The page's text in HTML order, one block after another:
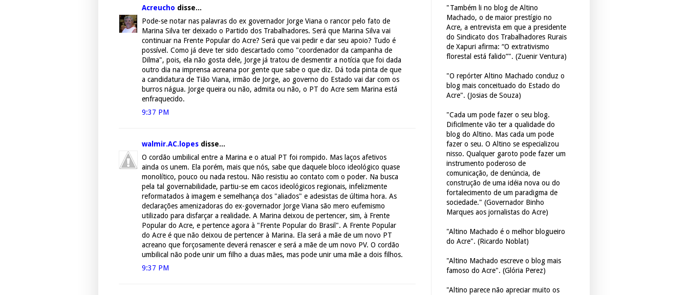
Acreucho disse...
Pode-se notar nas palavras do ex governador Jorge Viana o rancor pelo fato de
Marina Silva ter deixado o Partido dos Trabalhadores. Será que Marina Silva vai
continuar na Frente Popular do Acre? Será que vai pedir e dar seu apoio? Tudo é
possível. Como já deve ter sido descartado como "coordenador da campanha de
Dilma", pois, ela não gosta dele, Jorge já tratou de desmentir a notícia que foi dada
outro dia na imprensa acreana por gente que sabe o que diz. Dá toda pinta de que
a candidatura de Tião Viana, irmão de Jorge, ao governo do Estado vai dar com os
burros nágua. Jorge queira ou não, admita ou não, o PT do Acre sem Marina está
enfraquecido.
9:37 PM
walmir.AC.lopes disse...
O cordão umbilical entre a Marina e o atual PT foi rompido. Mas laços afetivos
ainda os unem. Ela porém, mais que nós, sabe que daquele bloco ideológico quase
monolítico, pouco ou nada restou. Não resistiu ao contato com o poder. Na busca
pela tal governabilidade, partiu-se em cacos ideológicos regionais, infelizmente
reformatados à imagem e semelhança dos "aliados" e adesistas de última hora. As
declarações amenizadoras do ex-governador Jorge Viana são mero eufemismo
utilizado para disfarçar a realidade. A Marina deixou de pertencer, sim, à Frente
Popular do Acre, e pertence agora à "Frente Popular do Brasil". A Frente Popular
do Acre é que não deixou de pertencer à Marina. Ela será a mãe de um novo PT
acreano que forçosamente deverá renascer e será a mãe de um novo PV. O cordão
umbilical não pode unir um filho a duas mães, mas pode unir uma mãe a dois filhos.
9:37 PM
"Também li no blog de Altino
Machado, o de maior prestígio no
Acre, a entrevista em que a presidente
do Sindicato dos Trabalhadores Rurais
de Xapuri afirma: “O extrativismo
florestal está falido”". (Zuenir Ventura)
"O repórter Altino Machado conduz o
blog mais conceituado do Estado do
Acre". (Josias de Souza)
"Cada um pode fazer o seu blog.
Dificilmente vão ter a qualidade do
blog do Altino. Mas cada um pode
fazer o seu. O Altino se especializou
nisso. Qualquer garoto pode fazer um
instrumento poderoso de
comunicação, de denúncia, de
construção de uma idéia nova ou do
fortalecimento de um paradigma de
sociedade." (Governador Binho
Marques aos jornalistas do Acre)
"Altino Machado é o melhor blogueiro
do Acre". (Ricardo Noblat)
"Altino Machado escreve o blog mais
famoso do Acre". (Glória Perez)
"Altino parece não apreciar muito os